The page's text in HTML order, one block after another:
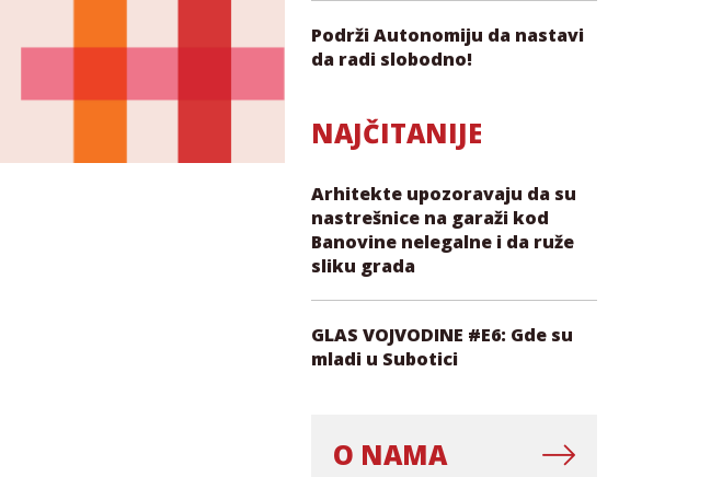
Podrži Autonomiju da nastavi
da radi slobodno!
NAJČITANIJE
Arhitekte upozoravaju da su
nastrešnice na garaži kod
Banovine nelegalne i da ruže
sliku grada
GLAS VOJVODINE #E6: Gde su
mladi u Subotici
O NAMA